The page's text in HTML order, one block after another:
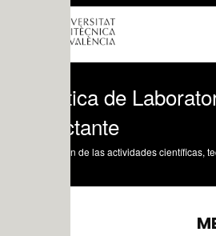
de Laboratorio 2 -
de las actividades científicas, tecnológicas y